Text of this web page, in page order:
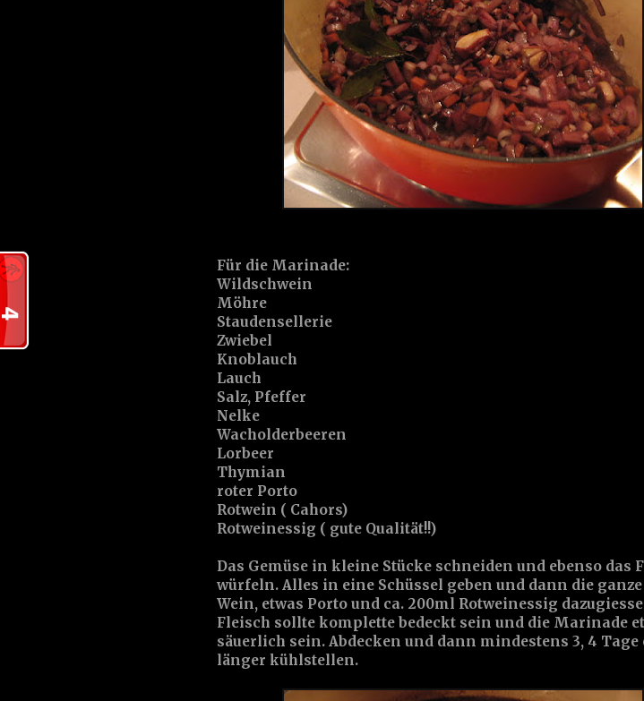
Für die Marinade:
Wildschwein
Möhre
Staudensellerie
Zwiebel
Knoblauch
Lauch
Salz, Pfeffer
Nelke
Wacholderbeeren
Lorbeer
Thymian
roter Porto
Rotwein ( Cahors)
Rotweinessig ( gute Qualität!!)
Das Gemüse in kleine Stücke schneiden und ebenso das
würfeln. Alles in eine Schüssel geben und dann die
Wein, etwas Porto und ca. 200ml Rotweinessig
Fleisch sollte komplette bedeckt sein und die Marinade
säuerlich sein. Abdecken und dann mindestens 3, 4 Tage
länger kühlstellen.